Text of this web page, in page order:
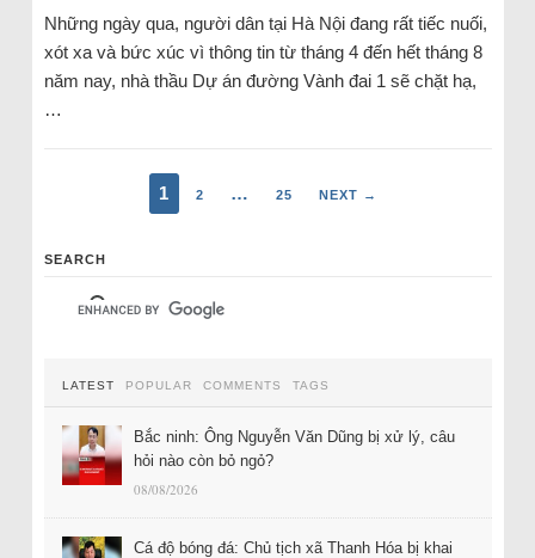
Những ngày qua, người dân tại Hà Nội đang rất tiếc nuối,
xót xa và bức xúc vì thông tin từ tháng 4 đến hết tháng 8
năm nay, nhà thầu Dự án đường Vành đai 1 sẽ chặt hạ,
…
1 2 … 25 NEXT →
SEARCH
LATEST POPULAR COMMENTS TAGS
Bắc ninh: Ông Nguyễn Văn Dũng bị xử lý, câu
hỏi nào còn bỏ ngỏ?
08/08/2026
Cá độ bóng đá: Chủ tịch xã Thanh Hóa bị khai